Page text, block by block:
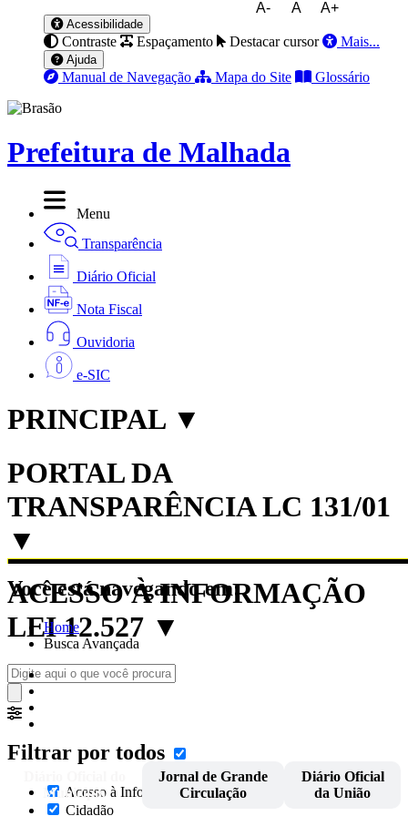
A- A A+
Acessibilidade
Contraste Espaçamento Destacar cursor Mais...
Ajuda
Manual de Navegação Mapa do Site Glossário
Prefeitura de Malhada
Menu
Transparência
Diário Oficial
Nota Fiscal
Ouvidoria
e-SIC
PRINCIPAL ▼
PORTAL DA
TRANSPARÊNCIA LC 131/01
▼
ACESSO À INFORMAÇÃO
LEI 12.527 ▼
Filtrar por todos
Acesso à Informação
Cidadão
Você está navegando em:
Home
Busca Avançada
Município
Jornal de Grande
Circulação
Diário Oficial
da União